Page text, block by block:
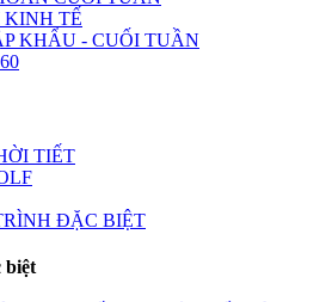
TẾ
KHẨU - CUỐI TUẦN
TIẾT
ĐẶC BIỆT
biệt